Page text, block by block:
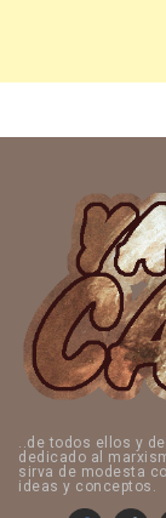
..de todos ellos y
dedicado al
sirva de modesta
ideas y conceptos.